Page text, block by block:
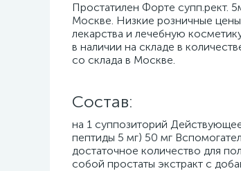
Простатилен Форте супп.рект.
Москве. Низкие розничные
лекарства и лечебную
в наличии на складе в
со склада в Москве.
Cостав:
на 1 суппозиторий
пептиды 5 мг) 50 мг
достаточное количество для
собой простаты экстракт с